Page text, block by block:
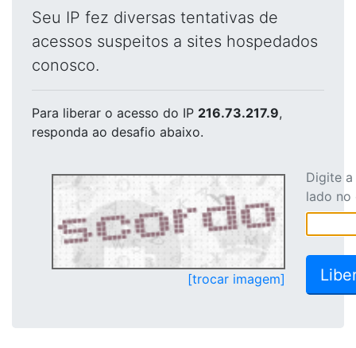
Seu IP fez diversas tentativas de
acessos suspeitos a sites hospedados
conosco.
Para liberar o acesso do IP 216.73.217.9,
responda ao desafio abaixo.
[trocar imagem]
Digite
lado no